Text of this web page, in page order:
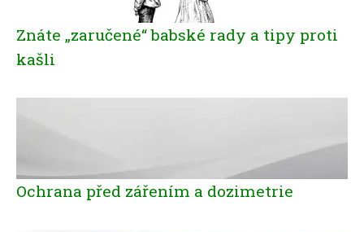
Znáte „zaručené“ babské rady a tipy proti
kašli
Ochrana před zářením a dozimetrie